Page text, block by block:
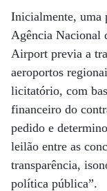
Inicialmente, uma
Agência Nacional
Airport previa a
aeroportos
licitatório, com
financeiro do
pedido e
leilão entre as
transparência,
política pública”.